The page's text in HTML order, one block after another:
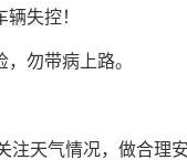
失控！
勿带病上路。
天气情况，做合理